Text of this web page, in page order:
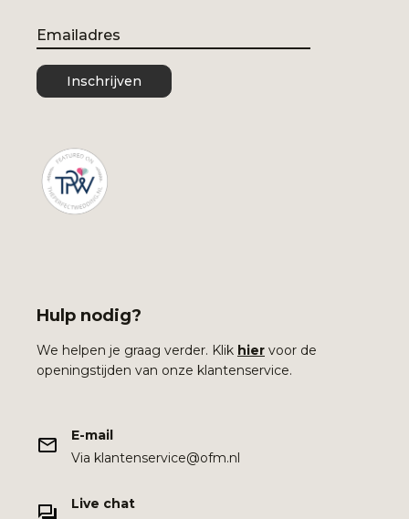
Email
Inschrijven
Hulp nodig?
We helpen je graag verder. Klik hier voor de
openingstijden van onze klantenservice.
E-mail
Via klantenservice@ofm.nl
Live chat